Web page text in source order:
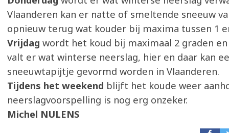
Vlaanderen kan er natte of smeltende sneeuw
opnieuw terug wat kouder bij maxima tussen 1
Vrijdag wordt het koud bij maximaal 2 graden
valt er wat winterse neerslag, hier en daar kan
sneeuwtapijtje gevormd worden in Vlaanderen.
Tijdens het weekend blijft het koude weer
neerslagvoorspelling is nog erg onzeker.
Michel NULENS